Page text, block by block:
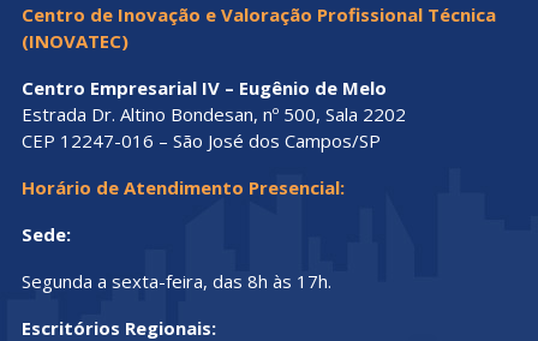
Centro de Inovação e Valoração Profissional Técnica
(INOVATEC)
Centro Empresarial IV – Eugênio de Melo
Estrada Dr. Altino Bondesan, nº 500, Sala 2202
CEP 12247-016 – São José dos Campos/SP
Horário de Atendimento Presencial:
Sede:
Segunda a sexta-feira, das 8h às 17h.
Escritórios Regionais: